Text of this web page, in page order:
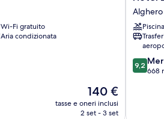
Wi-Fi gratuito
Aria condizionata
Il
prezzo
attuale
140 €
tasse e oneri inclusi
2 set - 3 set
Alghero
Alghero
Piscina
9.2
su
9,2
668